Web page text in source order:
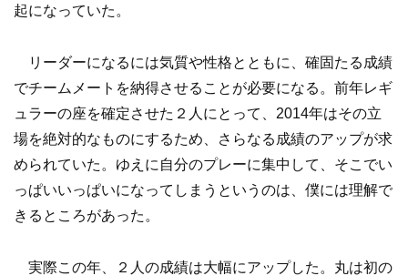
起になっていた。
リーダーになるには気質や性格とともに、確固たる成績
でチームメートを納得させることが必要になる。前年レギ
ュラーの座を確定させた２人にとって、2014年はその立
場を絶対的なものにするため、さらなる成績のアップが求
められていた。ゆえに自分のプレーに集中して、そこでい
っぱいいっぱいになってしまうというのは、僕には理解で
きるところがあった。
実際この年、２人の成績は大幅にアップした。丸は初の